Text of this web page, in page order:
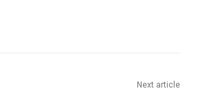
Next article